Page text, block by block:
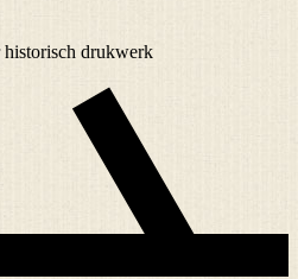
drukwerk